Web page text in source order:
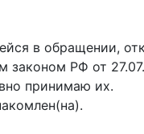
в обращении,
законом РФ от
принимаю их.